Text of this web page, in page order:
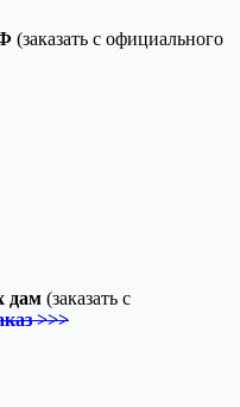
(заказать с официального
дам (заказать с
>>>